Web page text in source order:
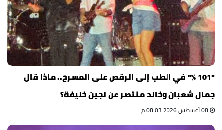
"101 %" في الطب إلى الرقص على المسرح.. ماذا قال
جمال شعبان وخالد منتصر عن لجين خليفة؟